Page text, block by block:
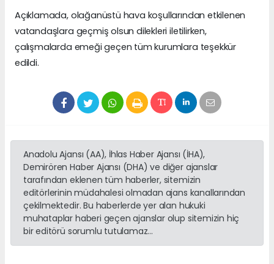
Açıklamada, olağanüstü hava koşullarından etkilenen
vatandaşlara geçmiş olsun dilekleri iletilirken,
çalışmalarda emeği geçen tüm kurumlara teşekkür
edildi.
Anadolu Ajansı (AA), İhlas Haber Ajansı (İHA),
Demirören Haber Ajansı (DHA) ve diğer ajanslar
tarafından eklenen tüm haberler, sitemizin
editörlerinin müdahalesi olmadan ajans kanallarından
çekilmektedir. Bu haberlerde yer alan hukuki
muhataplar haberi geçen ajanslar olup sitemizin hiç
bir editörü sorumlu tutulamaz...